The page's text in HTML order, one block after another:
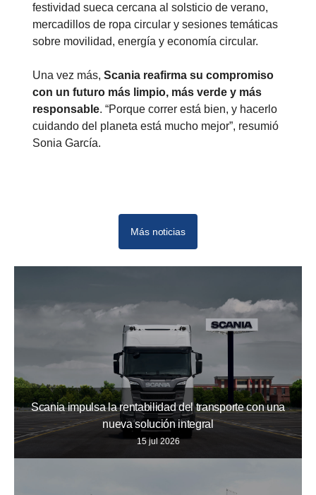
festividad sueca cercana al solsticio de verano,
mercadillos de ropa circular y sesiones temáticas
sobre movilidad, energía y economía circular.
Una vez más, Scania reafirma su compromiso
con un futuro más limpio, más verde y más
responsable. “Porque correr está bien, y hacerlo
cuidando del planeta está mucho mejor”, resumió
Sonia García.
Más noticias
Scania impulsa la rentabilidad del transporte con una
nueva solución integral
15 jul 2026